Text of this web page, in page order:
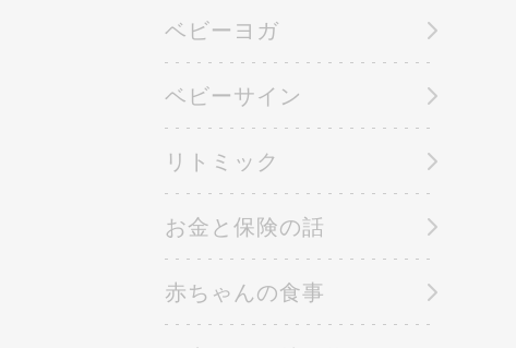
ベビーヨガ
ベビーサイン
リトミック
お金と保険の話
赤ちゃんの食事